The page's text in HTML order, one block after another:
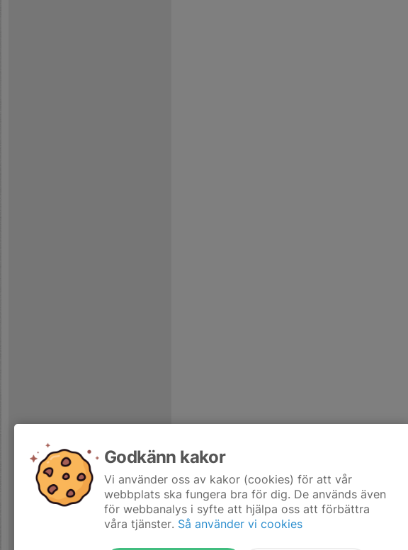
Godkänn kakor
Vi använder oss av kakor (cookies) för att vår
webbplats ska fungera bra för dig. De används även
för webbanalys i syfte att hjälpa oss att förbättra
våra tjänster. Så använder vi cookies